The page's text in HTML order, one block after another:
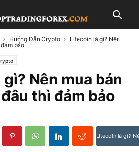
Hướng Dẫn Crypto
Litecoin là gì? Nên
bảo
Nên mua bán
thì đảm bảo
Litecoin là gì?